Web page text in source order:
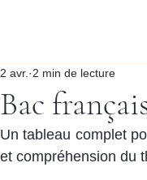
Bac
2 avr. 2 min de lecture
Un tableau complet
et compréhension du